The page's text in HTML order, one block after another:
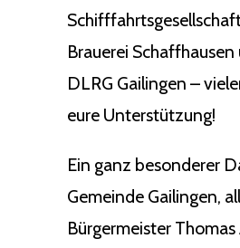
Brauerei
DLRG Gailingen –
eure Unterstützung!
Ein ganz besonderer
Gemeinde Gailingen,
Bürgermeister Thomas